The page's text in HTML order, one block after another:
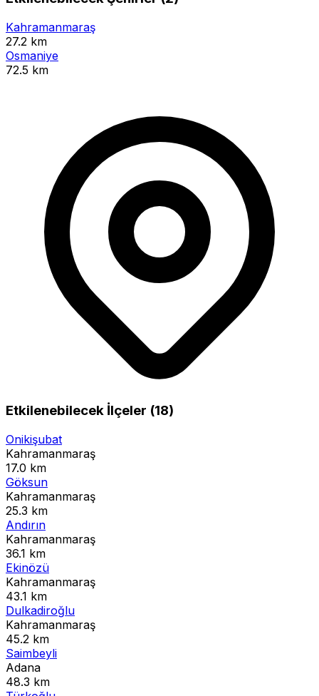
Kahramanmaraş
27.2 km
Osmaniye
72.5 km
Etkilenebilecek İlçeler (18)
Onikişubat
Kahramanmaraş
17.0 km
Göksun
Kahramanmaraş
25.3 km
Andırın
Kahramanmaraş
36.1 km
Ekinözü
Kahramanmaraş
43.1 km
Dulkadiroğlu
Kahramanmaraş
45.2 km
Saimbeyli
Adana
48.3 km